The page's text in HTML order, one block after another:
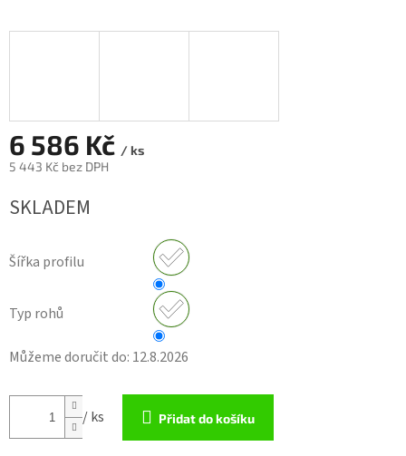
6 586 Kč / ks
5 443 Kč bez DPH
cena:
SKLADEM
Šířka profilu
Typ rohů
Můžeme doručit do: 12.8.2026
/ ks Přidat do košíku